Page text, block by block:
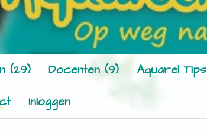
(29) Docenten (9) Aquarel Tips
Inloggen